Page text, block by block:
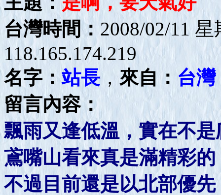
台灣時間： 2008/02/11
118.165.174.219
名字：站長， 來自： 台灣
留言內容：
飄雨又逢低溫，實在不
鳶嘴山看來真是滿精彩的
不過目前還是以北部優